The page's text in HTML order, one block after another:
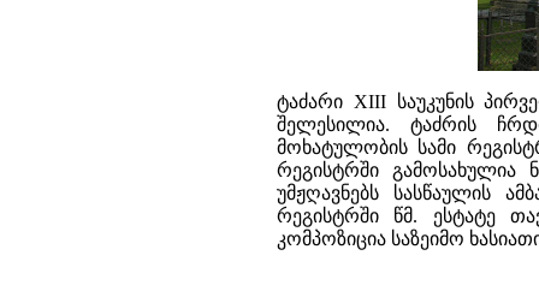
ტაძარი XIII საუკუნის
შელესილია. ტაძრის
მოხატულობის სამი
რეგისტრში
უმჟღავნებს სასწაულის
რეგისტრში წმ. ესტატე
კომპოზიცია საზეიმო